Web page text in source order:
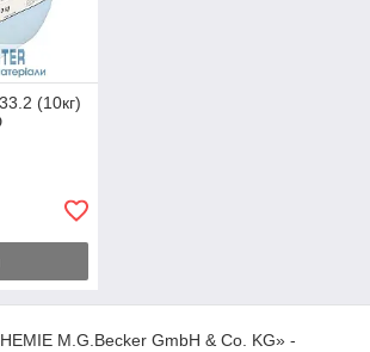
(10кг)
M.G.Becker GmbH & Co. KG» -